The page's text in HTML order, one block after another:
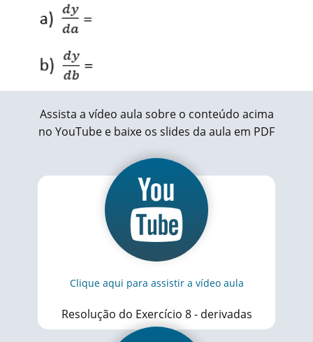
Assista a vídeo aula sobre o conteúdo acima
no YouTube e baixe os slides da aula em PDF
Clique aqui para assistir a vídeo aula
Resolução do Exercício 8 - derivadas